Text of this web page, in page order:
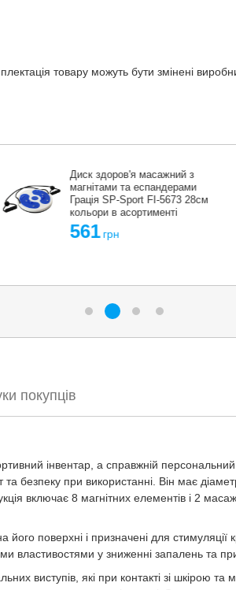
товару можуть бути змінені
28см
інвентар, а справжній
безпеку при використанні. Він має
включає 8 магнітних елементів і 2
його поверхні і призначені для
властивостями у зниженні запалень та
виступів, які при контакті зі
покупців